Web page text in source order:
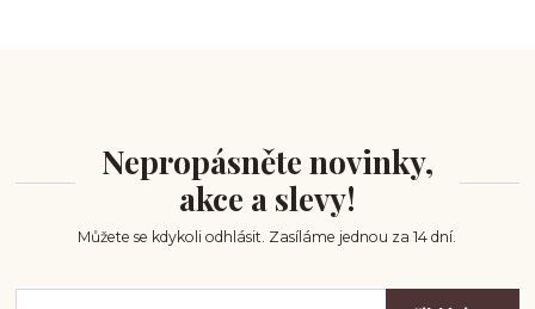
Nepropásněte novinky,
akce a slevy!
Můžete se kdykoli odhlásit. Zasíláme jednou za 14 dní.